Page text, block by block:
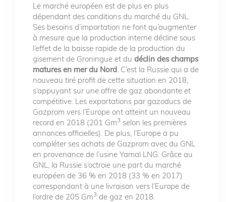
Le marché européen est de plus en plus
dépendant des conditions du marché du GNL.
Ses besoins d’importation ne font qu’augmenter
à mesure que la production interne décline sous
l’effet de la baisse rapide de la production du
gisement de Groningue et du déclin des champs
matures en mer du Nord . C’est la Russie qui a de
nouveau tiré profit de cette situation en 2018,
s’appuyant sur une offre de gaz abondante et
compétitive. Les exportations par gazoducs de
Gazprom vers l’Europe ont atteint un nouveau
record en 2018 (201 Gm3 selon les premières
annonces officielles). De plus, l’Europe a pu
compléter ses achats de Gazprom avec du GNL
en provenance de l’usine Yamal LNG. Grâce au
GNL, la Russie s’octroie une part du marché
européen de 36 % en 2018 (33 % en 2017)
correspondant à une livraison vers l’Europe de
l’ordre de 205 Gm3 de gaz en 2018.